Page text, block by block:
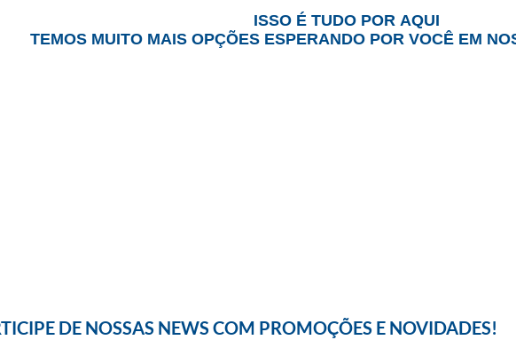
ISSO É TUDO POR AQUI
TEMOS MUITO MAIS OPÇÕES ESPERANDO POR VOCÊ EM
DE NOSSAS NEWS COM PROMOÇÕES E NOVIDADES!